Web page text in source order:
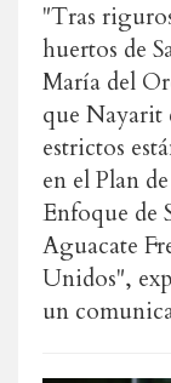
"Tras
huertos de
María del
que Nayarit
estrictos
en el Plan
Enfoque de
Aguacate
Unidos",
un